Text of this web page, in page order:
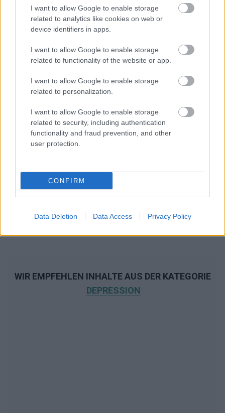
I want to allow Google to enable storage
related to analytics like cookies on web or
device identifiers in apps.
I want to allow Google to enable storage
related to functionality of the website or app.
I want to allow Google to enable storage
related to personalization.
I want to allow Google to enable storage
related to security, including authentication
functionality and fraud prevention, and other
user protection.
CONFIRM
Data Deletion Data Access Privacy Policy
WIR EMPFEHLEN INHALTE AUS DER KATEGORIE
DEPRESSION